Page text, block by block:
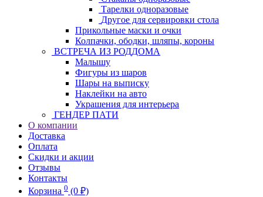
Тарелки одноразовые
Другое для сервировки стола
Прикольные маски и очки
Колпачки, ободки, шляпы, короны
ВСТРЕЧА ИЗ РОДДОМА
Малышу
Фигуры из шаров
Шары на выписку
Наклейки на авто
Украшения для интерьера
ГЕНДЕР ПАТИ
О компании
Доставка
Оплата
Скидки и акции
Отзывы
Контакты
Корзина 0 (0 ₽)